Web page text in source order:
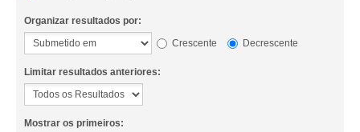
Organizar resultados por:
Crescente
Decrescente
Limitar resultados anteriores:
Mostrar os primeiros: